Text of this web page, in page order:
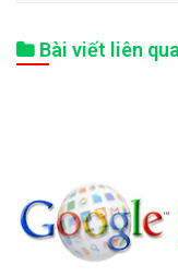
Bài viết liên